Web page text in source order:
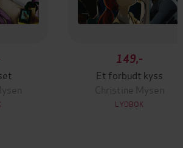
149,-
Et forbudt kyss
Christine Mysen
LYDBOK